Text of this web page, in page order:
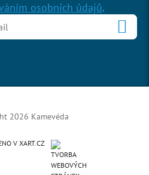
osobních údajů.
2026 Kamevéda
V XART.CZ